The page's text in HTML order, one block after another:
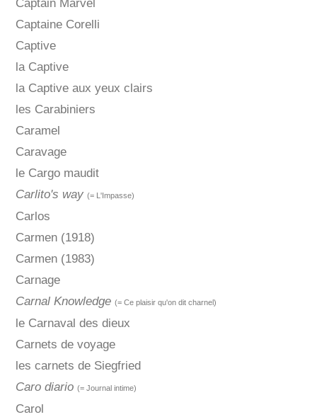
Captain Marvel
Captaine Corelli
Captive
la Captive
la Captive aux yeux clairs
les Carabiniers
Caramel
Caravage
le Cargo maudit
Carlito's way (= L'Impasse)
Carlos
Carmen (1918)
Carmen (1983)
Carnage
Carnal Knowledge (= Ce plaisir qu'on dit charnel)
le Carnaval des dieux
Carnets de voyage
les carnets de Siegfried
Caro diario (= Journal intime)
Carol